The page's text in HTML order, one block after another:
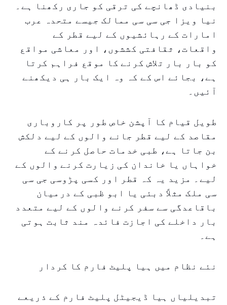
بنیادی ڈھانچے کی ترقی کو جاری رکھنا ہے۔
نیا ویزا جی سی سی ممالک جیسے متحدہ عرب
امارات کے رہائشیوں کے لیے قطر کے
واقعات، ثقافتی کششوں، اور معاشی مواقع
کو بار بار تلاش کرنے کا موقع فراہم کرتا
ہے، بجائے اس کے کہ وہ ایک بار ہی دیکھنے
آئیں۔
طویل قیام کا آپشن خاص طور پر کاروباری
مقاصد کے لیے قطر جانے والوں کے لیے دلکش
بن جاتا ہے، طبی خدمات حاصل کرنے کے
خواہاں یا خاندان کی زیارت کرنے والوں کے
لیے۔ مزید یہ کہ قطر اور کسی پڑوسی جی سی
سی ملک مثلاً دبئی یا ابو ظبی کے درمیان
باقاعدگی سے سفر کرنے والوں کے لیے متعدد
بار داخلے کی اجازت فائدہ مند ثابت ہوتی
ہے۔
نئے نظام میں ہیا پلیٹ فارم کا کردار
تبدیلیاں ہیا ڈیجیٹل پلیٹ فارم کے ذریعے